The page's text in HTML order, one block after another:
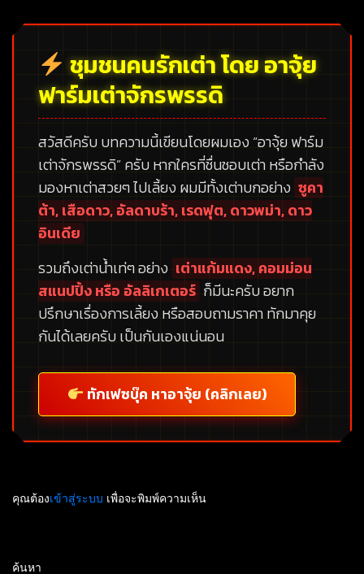
ชุมชนคนรักเต่า โดย อาจุ้ย
ฟาร์มเต่าจักรพรรดิ
สวัสดีครับ บทความนี้เขียนโดยผมเอง “อาจุ้ย ฟาร์ม
เต่าจักรพรรดิ”ครับ หากใครที่ชื่นชอบเต่า หรือกำลัง
มองหาเต่าสวยๆ ไปเลี้ยง ผมมีทั้งเต่าบกอย่าง ซูคา
ต้า, เสือดาว, อัลดาบร้า, เรดฟุต, ดาวพม่า, ดาว
อินเดีย
รวมถึงเต่าน้ำเท่ๆ อย่าง เต่าแก้มแดง, คอมม่อน
สแนปปิ้ง หรือ อัลลิเกเตอร์ ก็มีนะครับ อยาก
ปรึกษาเรื่องการเลี้ยง หรือสอบถามราคา ทักมาคุย
กันได้เลยครับ เป็นกันเองแน่นอน
ทักเฟซบุ๊ค หาอาจุ้ย (คลิกเลย)
คุณต้องเข้าสู่ระบบ เพื่อจะพิมพ์ความเห็น
ค้นหา